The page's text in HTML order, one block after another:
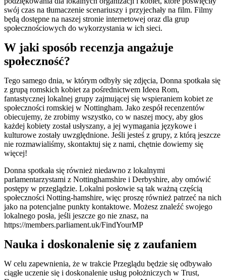
swój czas na tłumaczenie scenariuszy i przyjechały na film. Filmy
będą dostępne na naszej stronie internetowej oraz dla grup
społecznościowych do wykorzystania w ich sieci.
W jaki sposób recenzja angażuje
społeczność?
Tego samego dnia, w którym odbyły się zdjęcia, Donna spotkała się
z grupą romskich kobiet za pośrednictwem Ideea Rom,
fantastycznej lokalnej grupy zajmującej się wspieraniem kobiet ze
społeczności romskiej w Nottingham. Jako zespół recenzentów
obiecujemy, że zrobimy wszystko, co w naszej mocy, aby głos
każdej kobiety został usłyszany, a jej wymagania językowe i
kulturowe zostały uwzględnione. Jeśli jesteś z grupy, z którą jeszcze
nie rozmawialiśmy, skontaktuj się z nami, chętnie dowiemy się
więcej!
Donna spotkała się również niedawno z lokalnymi
parlamentarzystami z Nottinghamshire i Derbyshire, aby omówić
postępy w przeglądzie. Lokalni posłowie są tak ważną częścią
społeczności Notting-hamshire, więc proszę również patrzeć na nich
jako na potencjalne punkty kontaktowe. Możesz znaleźć swojego
lokalnego posła, jeśli jeszcze go nie znasz, na
https://members.parliament.uk/FindYourMP
Nauka i doskonalenie się z zaufaniem
W celu zapewnienia, że w trakcie Przeglądu będzie się odbywało
ciągłe uczenie się i doskonalenie usług położniczych w Trust,